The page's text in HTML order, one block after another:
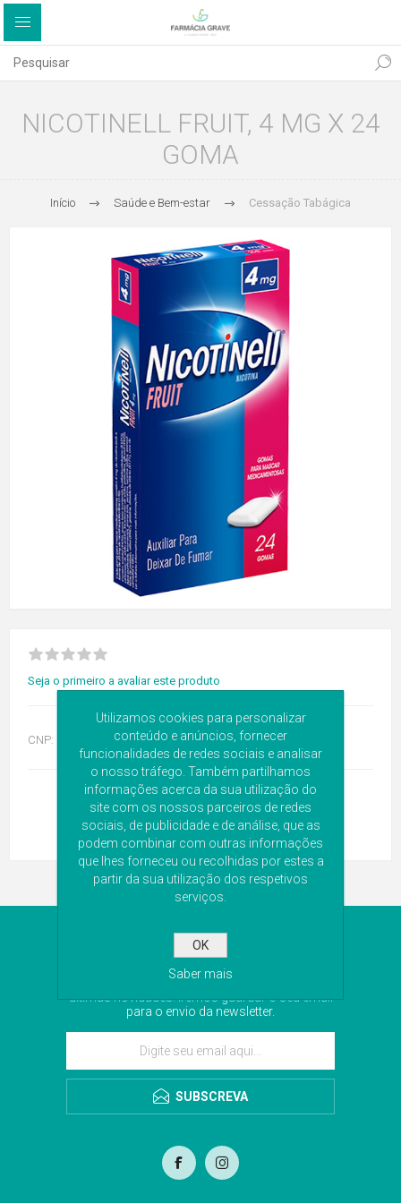
NICOTINELL FRUIT, 4 MG X 24
GOMA
Início Saúde e Bem-estar Cessação Tabágica
Seja o primeiro a avaliar este produto
CNP:
NEWSLETTER
Subscreva a nossa newsletter para receber as
últimas novidades. Iremos guardar o seu email
para o envio da newsletter.
SUBSCREVA
Utilizamos cookies para personalizar
conteúdo e anúncios, fornecer
funcionalidades de redes sociais e analisar
o nosso tráfego. Também partilhamos
informações acerca da sua utilização do
site com os nossos parceiros de redes
sociais, de publicidade e de análise, que as
podem combinar com outras informações
que lhes forneceu ou recolhidas por estes a
partir da sua utilização dos respetivos
serviços.
OK
Saber mais